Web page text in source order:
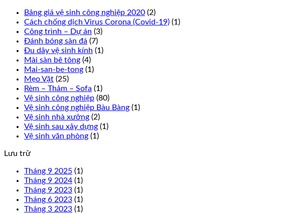
Bảng giá vệ sinh công nghiệp 2020 (2)
Cách chống dịch Virus Corona (Covid-19) (1)
Công trình – Dự án (3)
Đánh bóng sàn đá (7)
Đu dây vệ sinh kính (1)
Mài sàn bê tông (4)
Mai-san-be-tong (1)
Mẹo Vặt (25)
Rèm – Thảm – Sofa (1)
Vệ sinh công nghiệp (80)
Vệ sinh công nghiệp Bàu Bàng (1)
Vệ sinh nhà xưởng (2)
Vệ sinh sau xây dựng (1)
Vệ sinh văn phòng (1)
Lưu trữ
Tháng 9 2025 (1)
Tháng 9 2024 (1)
Tháng 9 2023 (1)
Tháng 6 2023 (1)
Tháng 3 2023 (1)